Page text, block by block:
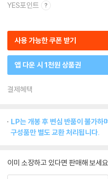
YES포인트
사용 가능한 쿠폰 받기
앱 다운 시 1천원 상품권
결제혜택
LP는 개봉 후 변심 반품이 불가하
구성품만 별도 교환 처리됩니다.
이미 소장하고 있다면 판매해 보세